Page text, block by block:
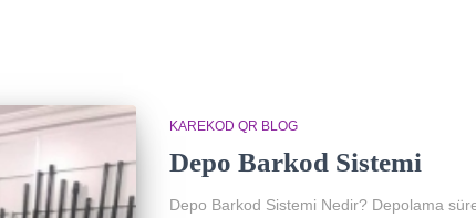
KAREKOD QR BLOG
Depo Barkod Sistemi
Depo Barkod Sistemi Nedir? Depolama